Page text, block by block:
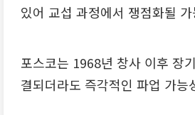
있어 교섭 과정에서 쟁점화될
포스코는 1968년 창사 이후 장
결되더라도 즉각적인 파업 가